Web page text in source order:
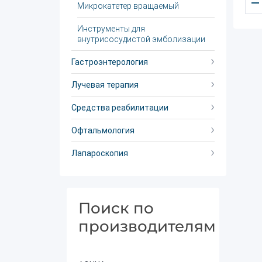
Микрокатетер вращаемый
Инструменты для
внутрисосудистой эмболизации
Гастроэнтерология
Лучевая терапия
Средства реабилитации
Офтальмология
Лапароскопия
Поиск по
производителям